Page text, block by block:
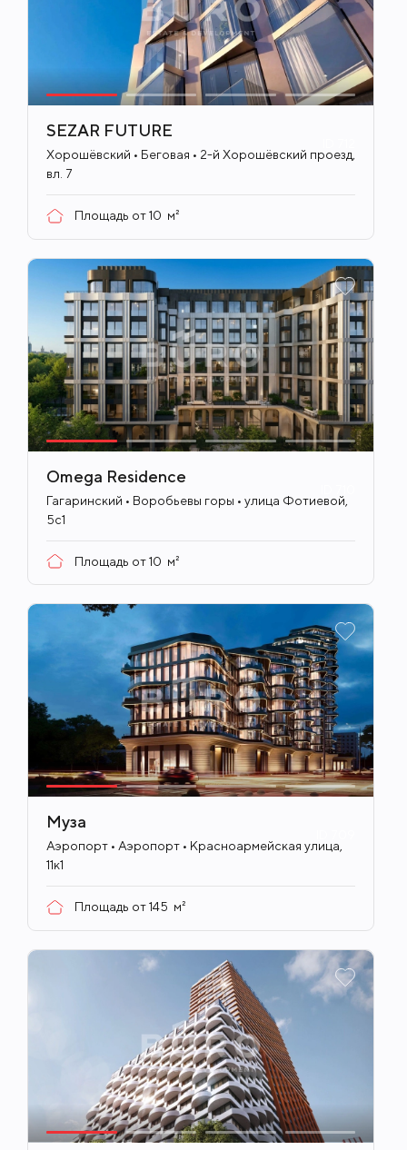
SEZAR FUTURE
Хорошёвский • Беговая • 2-й Хорошёвский проезд,
вл. 7
Площадь от10 м²
Omega Residence
Гагаринский • Воробьевы горы • улица Фотиевой,
5с1
Площадь от10 м²
Муза
Аэропорт • Аэропорт • Красноармейская улица,
11к1
Площадь от145 м²